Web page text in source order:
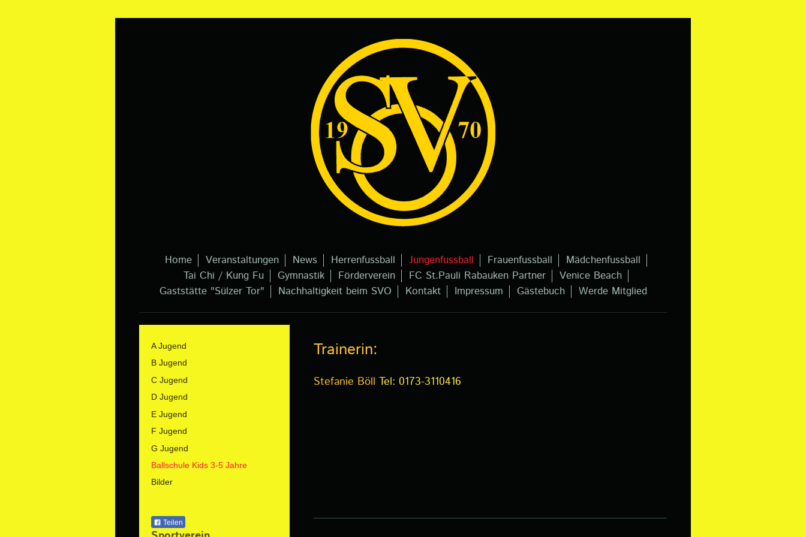
Home Veranstaltungen News Herrenfussball Jungenfussball Frauenfussball
Mädchenfussball
Tai Chi / Kung Fu
Gymnastik Förderverein FC St.Pauli Rabauken Partner
Venice Beach
Gaststätte "Sülzer Tor"
Nachhaltigkeit beim SVO Kontakt Impressum Gästebuch Werde Mitglied
Trainerin:
Stefanie Böll Tel: 0173-3110416
A Jugend
B Jugend
C Jugend
D Jugend
E Jugend
F Jugend
G Jugend
Ballschule Kids 3-5 Jahre
Bilder
Teilen